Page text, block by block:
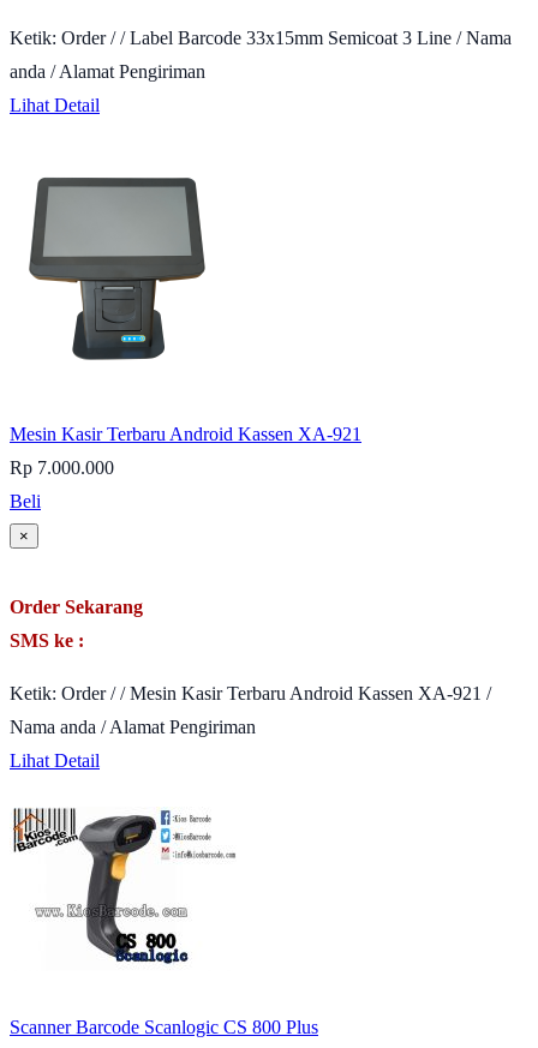
Ketik: Order / / Label Barcode 33x15mm Semicoat 3 Line / Nama
anda / Alamat Pengiriman
Lihat Detail
Mesin Kasir Terbaru Android Kassen XA-921
Rp 7.000.000
Beli
×
Order Sekarang
SMS ke :
Ketik: Order / / Mesin Kasir Terbaru Android Kassen XA-921 /
Nama anda / Alamat Pengiriman
Lihat Detail
Scanner Barcode Scanlogic CS 800 Plus